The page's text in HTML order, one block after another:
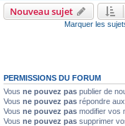
Nouveau sujet
Marquer les
PERMISSIONS DU FORUM
Vous ne pouvez pas publier de
Vous ne pouvez pas répondre
Vous ne pouvez pas modifier vos
Vous ne pouvez pas supprimer